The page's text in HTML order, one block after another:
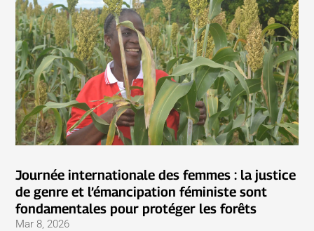
Journée internationale des femmes : la justice
de genre et l’émancipation féministe sont
fondamentales pour protéger les forêts
Mar 8, 2026